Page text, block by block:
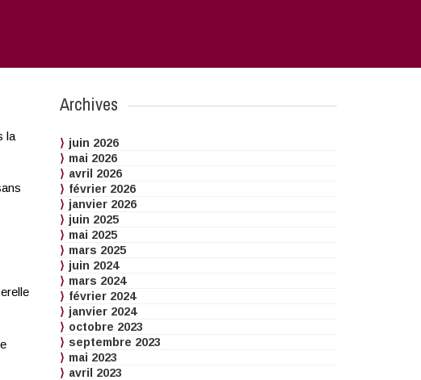
la
Archives
juin 2026
mai 2026
avril 2026
février 2026
janvier 2026
juin 2025
mai 2025
mars 2025
juin 2024
mars 2024
février 2024
janvier 2024
octobre 2023
septembre 2023
mai 2023
avril 2023